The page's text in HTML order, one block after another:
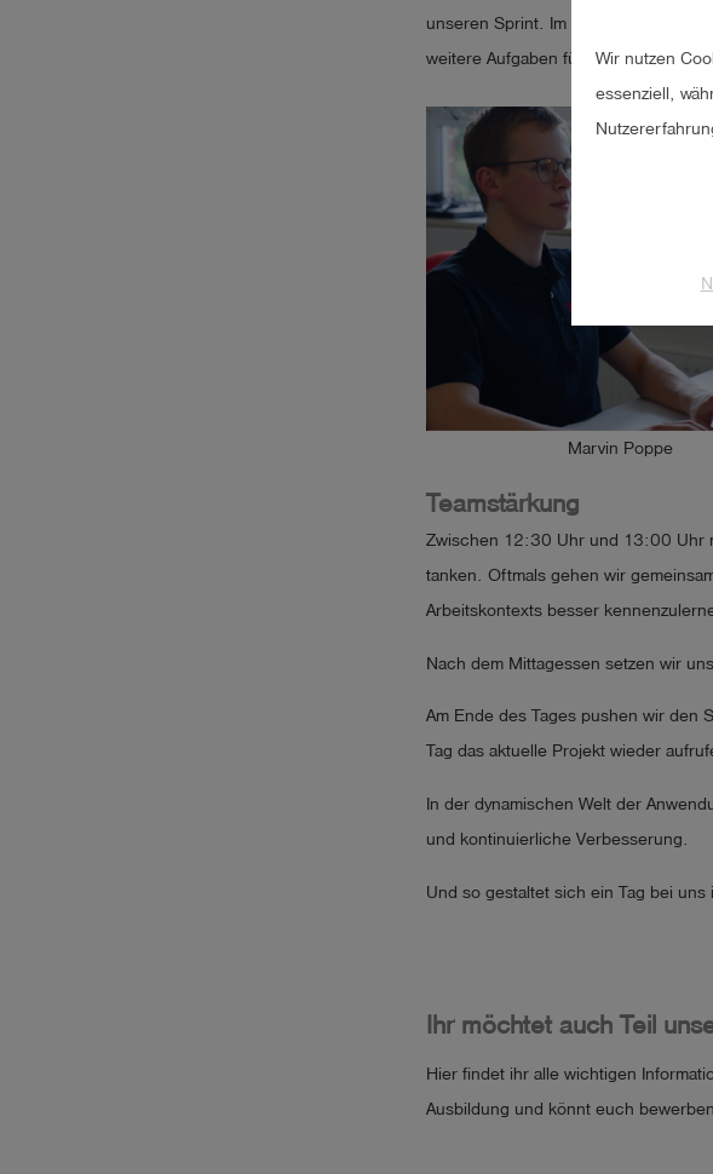
Wir nutzen
essenziell,
unseren Sprint. Im Sprint planen
weitere Aufgaben für die
Marvin Poppe
Teamstärkung
Zwischen 12:30 Uhr und 13:00 Uhr
tanken. Oftmals gehen wir
Arbeitskontexts besser
Nach dem Mittagessen setzen wir
Am Ende des Tages pushen wir den
Tag das aktuelle Projekt wieder
In der dynamischen Welt der
und kontinuierliche Verbesserung.
Und so gestaltet sich ein Tag bei uns
Ihr möchtet auch Teil
Hier findet ihr alle wichtigen
Ausbildung und könnt euch bewerben.